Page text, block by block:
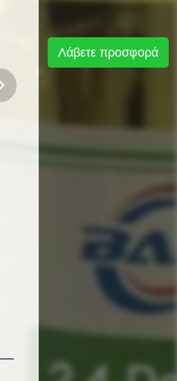
Λάβετε προσφορά